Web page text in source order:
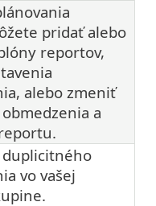
pridať alebo
reportov,
alebo zmeniť
a
vo vašej